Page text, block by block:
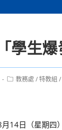
學生爆
Post教務處 /特教組 /
14日（星期四